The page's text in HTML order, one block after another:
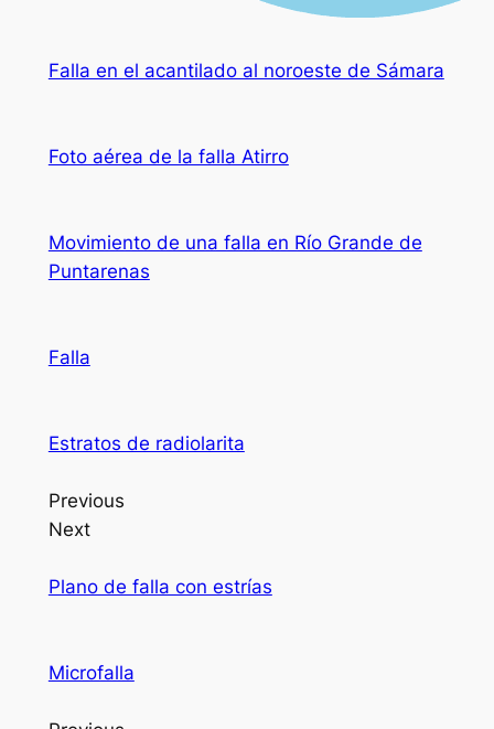
Falla en el acantilado al noroeste de Sámara
Foto aérea de la falla Atirro
Movimiento de una falla en Río Grande de
Puntarenas
Falla
Estratos de radiolarita
Previous
Next
Plano de falla con estrías
Microfalla